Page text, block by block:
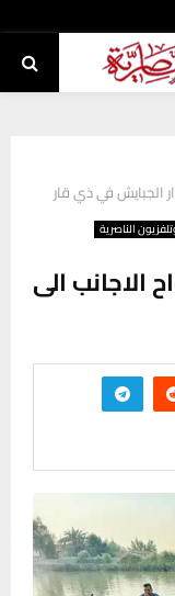
الجبايش في ذي قار
الناصرية
الاجانب الى